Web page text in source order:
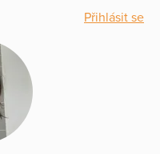
Přihlásit se